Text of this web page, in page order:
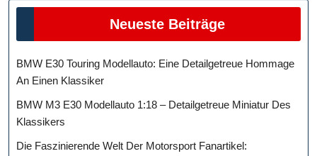
Neueste Beiträge
BMW E30 Touring Modellauto: Eine Detailgetreue Hommage
An Einen Klassiker
BMW M3 E30 Modellauto 1:18 – Detailgetreue Miniatur Des
Klassikers
Die Faszinierende Welt Der Motorsport Fanartikel: